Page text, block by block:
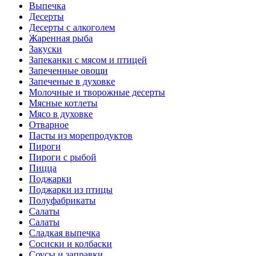
Выпечка
Десерты
Десерты с алкоголем
Жаренная рыба
Закуски
Запеканки с мясом и птицей
Запеченные овощи
Запеченые в духовке
Молочные и творожные десерты
Мясные котлеты
Мясо в духовке
Отварное
Пасты из морепродуктов
Пироги
Пироги с рыбой
Пицца
Поджарки
Поджарки из птицы
Полуфабрикаты
Салаты
Салаты
Сладкая выпечка
Сосиски и колбаски